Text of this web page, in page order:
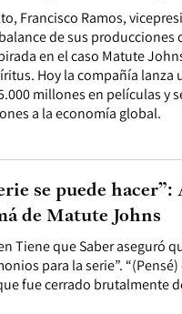
Francisco Ramos,
de sus
en el caso Matute
Hoy la compañía
millones en películas
a la economía global.
Tiene que Saber aseguró
para la serie”.
fue cerrado brutalmente
se puede
de Matute Johns